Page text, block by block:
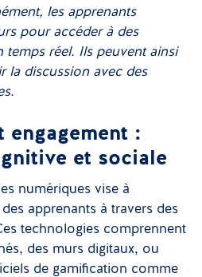
les apprenants
pour accéder à des
temps réel. Ils peuvent ainsi
la discussion avec des
engagement :
et sociale
numériques vise à
apprenants à travers des
technologies comprennent
des murs digitaux, ou
de gamification comme